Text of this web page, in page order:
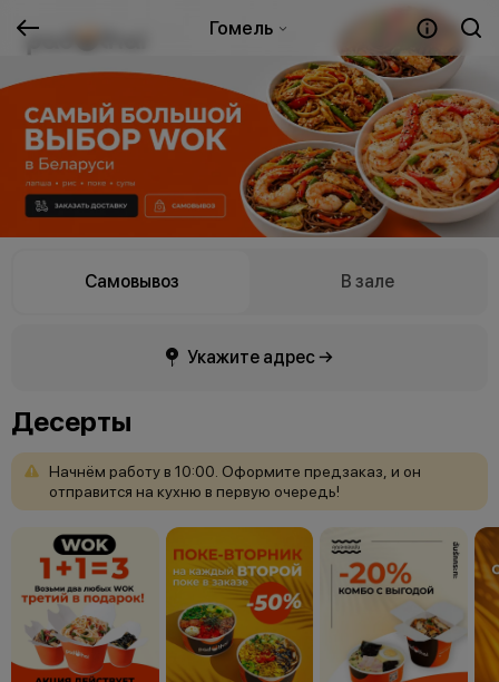
Гомель
Самовывоз В зале
Укажите адрес →
Десерты
Начнём работу в 10:00. Оформите предзаказ, и он
отправится на кухню в первую очередь!